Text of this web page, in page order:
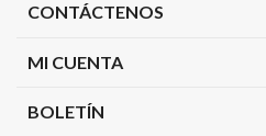
CONTÁCTENOS
MI CUENTA
BOLETÍN